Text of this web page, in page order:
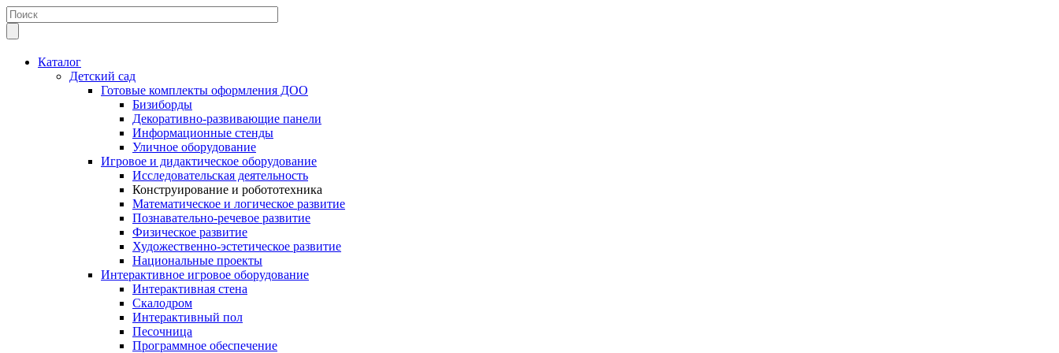
Каталог
Детский сад
Готовые комплекты оформления ДОО
Бизиборды
Декоративно-развивающие панели
Информационные стенды
Уличное оборудование
Игровое и дидактическое оборудование
Исследовательская деятельность
Конструирование и робототехника
Математическое и логическое развитие
Познавательно-речевое развитие
Физическое развитие
Художественно-эстетическое развитие
Национальные проекты
Интерактивное игровое оборудование
Интерактивная стена
Скалодром
Интерактивный пол
Песочница
Программное обеспечение